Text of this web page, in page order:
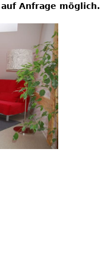
Anfrage möglich.